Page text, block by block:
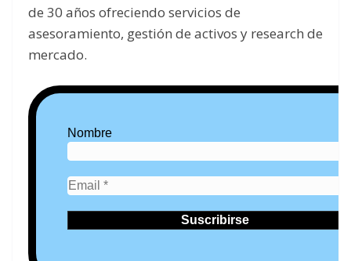
de 30 años ofreciendo servicios de
asesoramiento, gestión de activos y research de
mercado.
Nombre